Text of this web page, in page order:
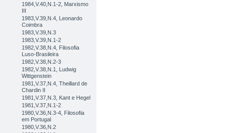
1984,V.40,N.1-2, Marxismo
III
1983,V.39,N.4, Leonardo
Coimbra
1983,V.39,N.3
1983,V.39,N.1-2
1982,V.38,N.4, Filosofia
Luso-Brasileira
1982,V.38,N.2-3
1982,V.38,N.1, Ludwig
Wittgenstein
1981,V.37,N.4, Theillard de
Chardin II
1981,V.37,N.3, Kant e Hegel
1981,V.37,N.1-2
1980,V.36,N.3-4, Filosofia
em Portugal
1980,V.36,N.2